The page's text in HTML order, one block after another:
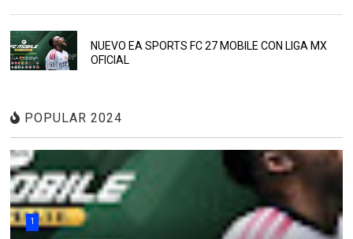
NUEVO EA SPORTS FC 27 MOBILE CON LIGA MX
OFICIAL
POPULAR 2024
1